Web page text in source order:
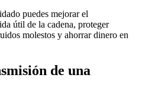
puedes mejorar el
útil de la cadena, proteger
molestos y ahorrar dinero en
de una